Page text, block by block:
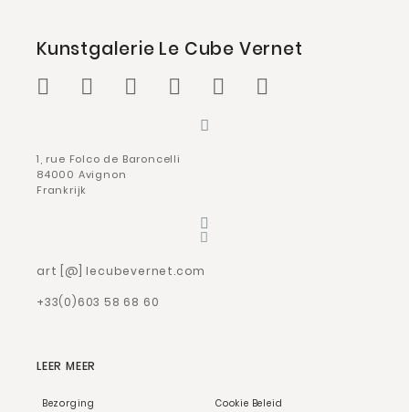
Kunstgalerie Le Cube Vernet
1, rue Folco de Baroncelli
84000 Avignon
Frankrijk
art [@] lecubevernet.com
+33(0)603 58 68 60
LEER MEER
Bezorging
Cookie Beleid